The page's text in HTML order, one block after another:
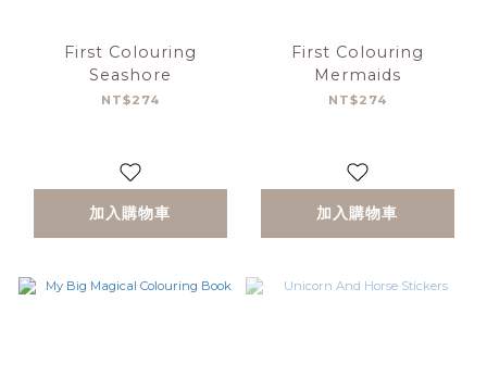
First Colouring
Seashore
NT$274
加入購物車
First Colouring
Mermaids
NT$274
加入購物車